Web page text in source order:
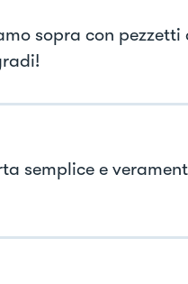
sopra con
semplice e